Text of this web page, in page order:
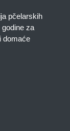
pčelarskih
za
domaće